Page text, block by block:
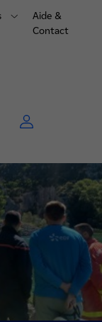
Aide &
Contact